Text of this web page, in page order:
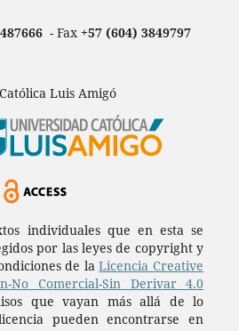
- Fax +57 (604) 3849797
Luis Amigó
individuales que en esta se
por las leyes de copyright y
de laLicencia Creative
No Comercial-Sin Derivar 4.0
que vayan más allá de lo
pueden encontrarse en